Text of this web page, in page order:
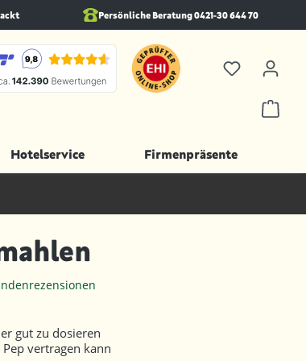
Persönliche Beratung 0421-30 644 70
Hotelservice Firmenpräsente
gut zu dosieren
vertragen kann